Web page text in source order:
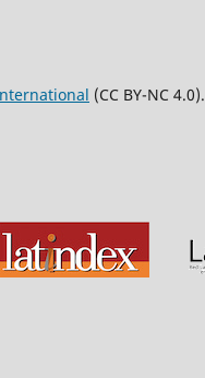
(CC BY-NC 4.0).